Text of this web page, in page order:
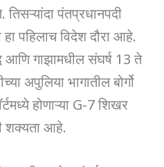
तिसऱ्यांदा पंतप्रधानपदी
हा पहिलाच विदेश दौरा आहे.
गाझामधील संघर्ष 13 ते
अपुलिया भागातील बोर्गो
होणाऱ्या G-7 शिखर
शक्यता आहे.